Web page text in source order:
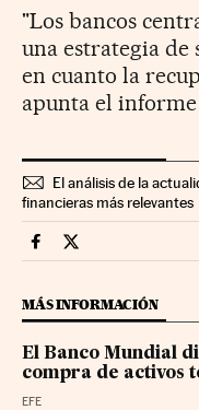
"Los bancos
una estrategia de
en cuanto la
apunta el
El análisis de la
financieras más relevantes
Economia Cinco Días
Economia Cinco
MÁS INFORMACIÓN
El Banco Mundial
compra de activos
EFE